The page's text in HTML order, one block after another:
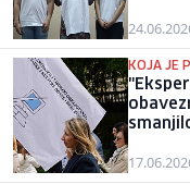
KOJA JE